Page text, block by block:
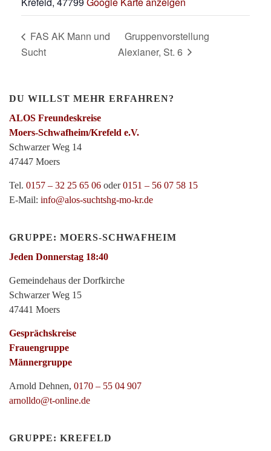
FAS AK Mann und
Sucht
Gruppenvorstellung
Alexianer, St. 6
DU WILLST MEHR ERFAHREN?
ALOS Freundeskreise
Moers-Schwafheim/Krefeld e.V.
Schwarzer Weg 14
47447 Moers
Tel. 0157 – 32 25 65 06 oder0151 – 56 07 58 15
E-Mail: info@alos-suchtshg-mo-kr.de
GRUPPE: MOERS-SCHWAFHEIM
Jeden Donnerstag 18:40
Gemeindehaus der Dorfkirche
Schwarzer Weg 15
47441 Moers
Gesprächskreise
Frauengruppe
Männergruppe
Arnold Dehnen, 0170 – 55 04 907
arnolldo@t-online.de
GRUPPE: KREFELD